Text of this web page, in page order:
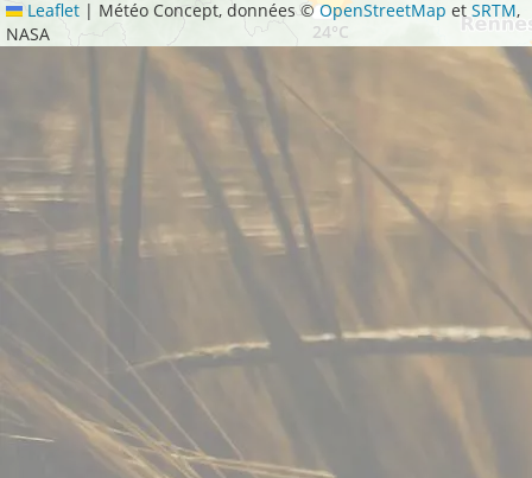
25°C
26°C
26°C
24°C
Leaflet | Météo Concept, données ©OpenStreetMap etSRTM,
NASA